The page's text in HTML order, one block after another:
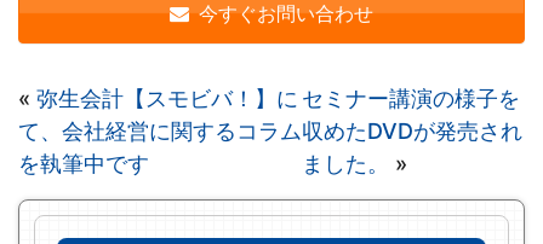
今すぐお問い合わせ
« 弥生会計【スモビバ！】に
て、会社経営に関するコラム
を執筆中です
セミナー講演の様子を
収めたDVDが発売され
ました。
»